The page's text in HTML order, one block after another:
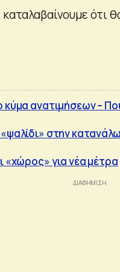
ότι
ανατιμήσεων –
στην
«χώρος» για νέα μέτρα